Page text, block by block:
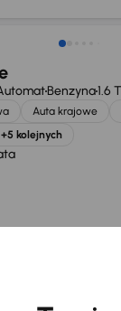
Benzyna1.6
Auta krajowe
+5 kolejnych